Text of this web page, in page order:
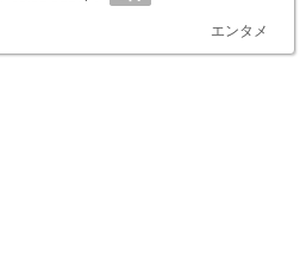
エンタメ